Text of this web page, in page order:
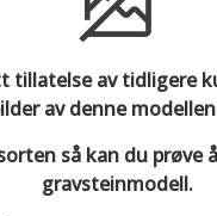
tillatelse av tidligere
av denne
så kan du prøve
gravsteinmodell.